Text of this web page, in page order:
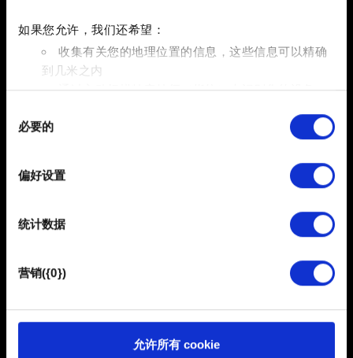
如果您允许，我们还希望：
收集有关您的地理位置的信息，这些信息可以精确
到几米之内
通过主动扫描特定特征（指纹）来识别您的设备
查找有关您的个人数据如何处理的更多信息，
并设置您的首选项。您可随时从Cookie声明中更改或撤回
部分需要使用 Cookies 的是为了让网站功能可用，而另一
馈，以便网站将更好地服务于您。例如帮助我们在社交媒
也可能与我们的合作伙伴分享我们的 Cookie 片段。但是，
使用所有这些非强制性的 Cookie 都需要提前获取您的许
您可以在下面的"设置"菜单中找到有关我们使用 Cookie 的
必要的
偏好设置
统计数据
营销({0})
允许所有 cookie
请注意：您需要先启动游戏，并使用 CD PROJEKT RED
帐户登录 REDlauncher（PC）或主菜单（主机）中的“我
的奖励”，才能够领取奖励。仅通过 CD PROJEKT RED
保持联系